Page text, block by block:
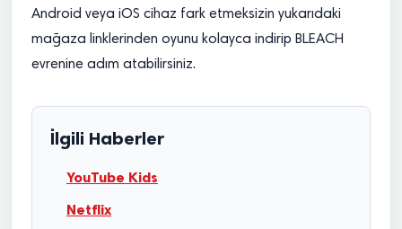
Android veya iOS cihaz fark etmeksizin yukarıdaki
mağaza linklerinden oyunu kolayca indirip BLEACH
evrenine adım atabilirsiniz.
İlgili Haberler
YouTube Kids
Netflix